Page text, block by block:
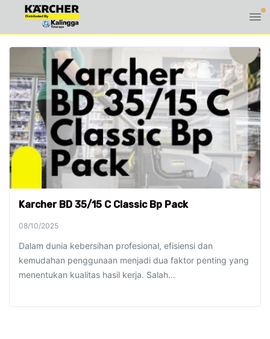
Karcher BD 35/15 C Classic Bp Pack
08/10/2025
Dalam dunia kebersihan profesional, efisiensi dan
kemudahan penggunaan menjadi dua faktor penting yang
menentukan kualitas hasil kerja. Salah…